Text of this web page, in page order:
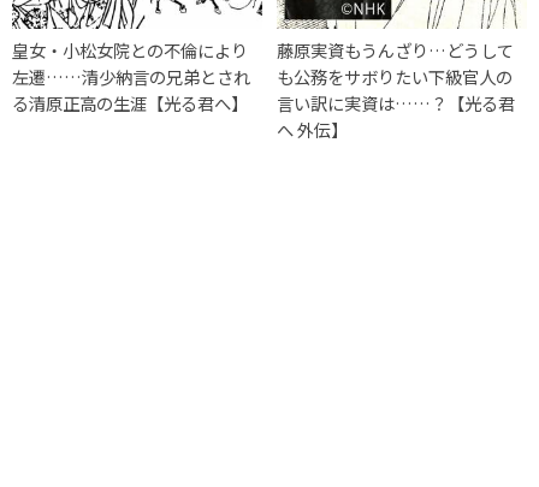
皇女・小松女院との不倫により
左遷……清少納言の兄弟とされ
る清原正高の生涯【光る君へ】
藤原実資もうんざり…どうして
も公務をサボりたい下級官人の
言い訳に実資は……？【光る君
へ 外伝】